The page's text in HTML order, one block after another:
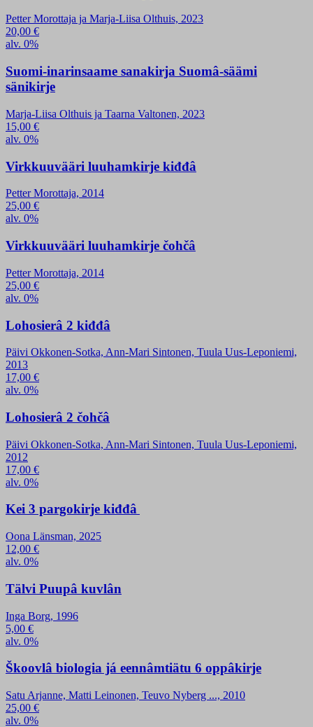
Petter Morottaja ja Marja-Liisa Olthuis, 2023
20,00 €
alv. 0%
Suomi-inarinsaame sanakirja Suomâ-säämi
sänikirje
Marja-Liisa Olthuis ja Taarna Valtonen, 2023
15,00 €
alv. 0%
Virkkuuvääri luuhamkirje kiđđâ
Petter Morottaja, 2014
25,00 €
alv. 0%
Virkkuuvääri luuhamkirje čohčâ
Petter Morottaja, 2014
25,00 €
alv. 0%
Lohosierâ 2 kiđđâ
Päivi Okkonen-Sotka, Ann-Mari Sintonen, Tuula Uus-Leponiemi,
2013
17,00 €
alv. 0%
Lohosierâ 2 čohčâ
Päivi Okkonen-Sotka, Ann-Mari Sintonen, Tuula Uus-Leponiemi,
2012
17,00 €
alv. 0%
Kei 3 pargokirje kiđđâ
Oona Länsman, 2025
12,00 €
alv. 0%
Tälvi Puupâ kuvlân
Inga Borg, 1996
5,00 €
alv. 0%
Škoovlâ biologia já eennâmtiätu 6 oppâkirje
Satu Arjanne, Matti Leinonen, Teuvo Nyberg ..., 2010
25,00 €
alv. 0%